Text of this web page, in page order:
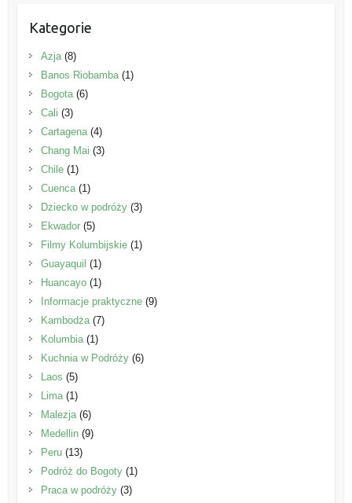
Kategorie
Azja(8)
Banos Riobamba(1)
Bogota(6)
Cali (3)
Cartagena(4)
Chang Mai (3)
Chile(1)
Cuenca(1)
Dziecko w podróży(3)
Ekwador(5)
Filmy Kolumbijskie(1)
Guayaquil (1)
Huancayo(1)
Informacje praktyczne(9)
Kambodża(7)
Kolumbia(1)
Kuchnia w Podróży(6)
Laos (5)
Lima(1)
Malezja(6)
Medellin(9)
Peru(13)
Podróż do Bogoty(1)
Praca w podróży(3)